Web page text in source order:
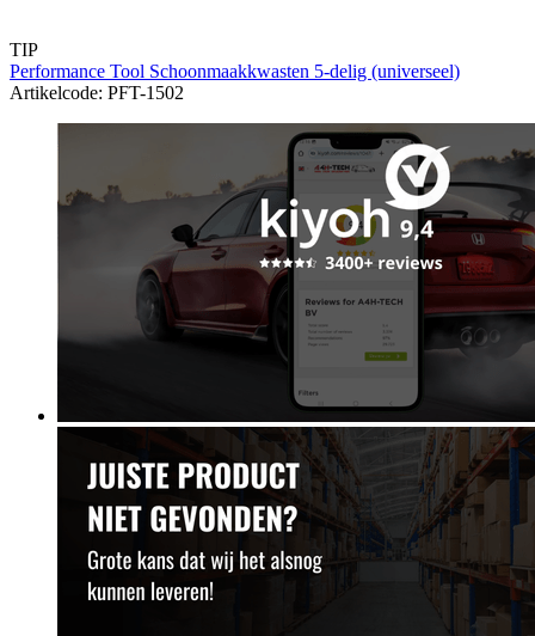
TIP
Performance Tool Schoonmaakkwasten 5-delig (universeel)
Artikelcode: PFT-1502